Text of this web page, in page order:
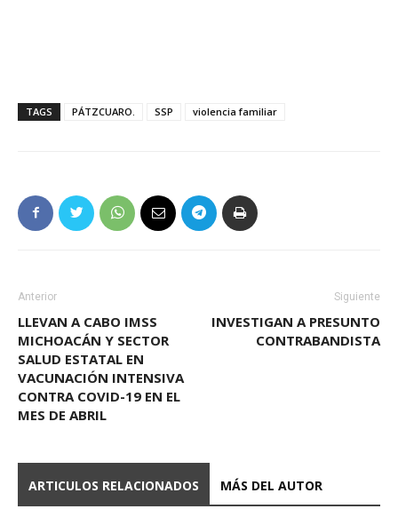
TAGS PÁTZCUARO. SSP violencia familiar
Anterior
LLEVAN A CABO IMSS
MICHOACÁN Y SECTOR
SALUD ESTATAL EN
VACUNACIÓN INTENSIVA
CONTRA COVID-19 EN EL
MES DE ABRIL
Siguiente
INVESTIGAN A PRESUNTO
CONTRABANDISTA
ARTICULOS RELACIONADOS MÁS DEL AUTOR